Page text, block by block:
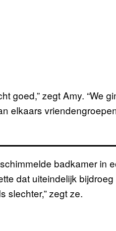
goed,” zegt Amy. “We
elkaars
badkamer in
dat uiteindelijk
slechter,” zegt ze.